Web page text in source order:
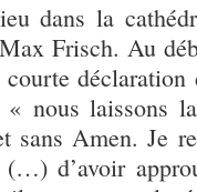
dans la
Frisch. Au
courte
nous laissons
sans Amen. Je
d’avoir